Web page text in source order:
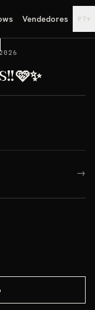
Vendedores PT▾
🩷✨
→